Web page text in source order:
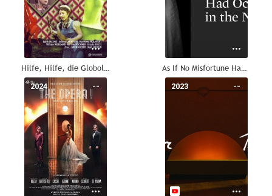
Hilfe, Hilfe, die Globolinks! As If No Misfortune Had Occurred in the Night
--
2024 --
2023